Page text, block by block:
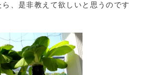
、是非教えて欲しいと思うのです